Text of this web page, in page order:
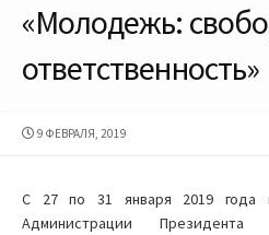
«Молодежь:
ответственность»
ДАТА
9 ФЕВРАЛЯ, 2019
С 27 по 31 января 2019 года
Администрации Президента